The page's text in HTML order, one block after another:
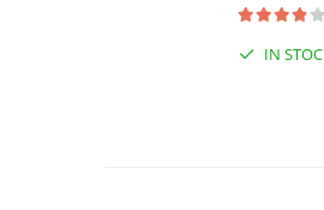
IN STOC